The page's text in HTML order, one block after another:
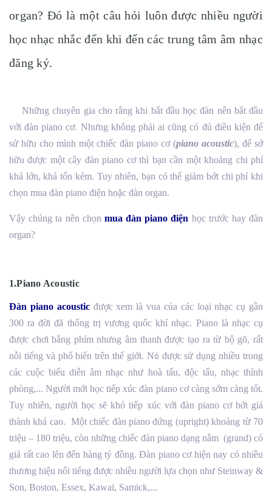
organ? Đó là một câu hỏi luôn được nhiều người
học nhạc nhắc đến khi đến các trung tâm âm nhạc
đăng ký.
Những chuyên gia cho rằng khi bắt đầu học đàn nên bắt đầu
với đàn piano cơ. Nhưng không phải ai cũng có đủ điều kiện để
sử hữu cho mình một chiếc đàn piano cơ (piano acoustic), để sở
hữu được một cây đàn piano cơ thì bạn cần một khoảng chi phí
khá lớn, khá tốn kém. Tuy nhiên, bạn có thể giảm bớt chi phí khi
chọn mua đàn piano điện hoặc đàn organ.
Vậy chúng ta nên chọn mua đàn piano điện học trước hay đàn
organ?
1.Piano Acoustic
Đàn piano acousticđược xem là vua của các loại nhạc cụ gần
300 ra đời đã thống trị vương quốc khí nhạc. Piano là nhạc cụ
được chơi bằng phím nhưng âm thanh được tạo ra từ bộ gõ, rất
nỗi tiếng và phổ biến trên thế giới. Nó được sử dụng nhiều trong
các cuộc biểu diễn âm nhạc như hoà tấu, độc tấu, nhạc thính
phòng,... Người mới học tiếp xúc đàn piano cơ càng sớm càng tốt.
Tuy nhiên, người học sẽ khó tiếp xúc với đàn piano cơ bởi giá
thành khá cao. Một chiếc đàn piano đứng (upright) khoảng từ 70
triệu – 180 triệu, còn những chiếc đàn piano dạng nằm (grand) có
giá rất cao lên đến hàng tỷ đồng. Đàn piano cơ hiện nay có nhiều
thương hiệu nổi tiếng được nhiều người lựa chọn như Steinway &
Son, Boston, Essex, Kawai, Samick,...